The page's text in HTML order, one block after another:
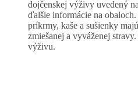
dojčenskej výživy uvedený
ďalšie informácie na
príkrmy, kaše a sušienky
zmiešanej a vyváženej
výživu.